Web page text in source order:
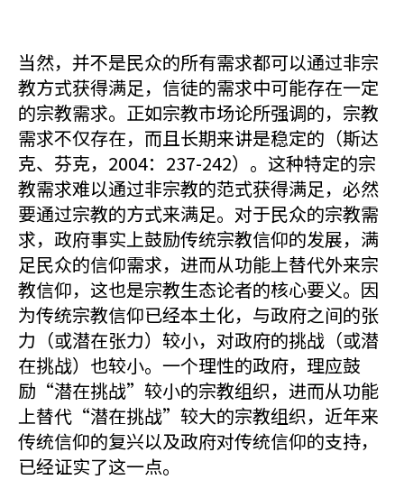
当然，并不是民众的所有需求都可以通过非宗
教方式获得满足，信徒的需求中可能存在一定
的宗教需求。正如宗教市场论所强调的，宗教
需求不仅存在，而且长期来讲是稳定的（斯达
克、芬克，2004：237-242）。这种特定的宗
教需求难以通过非宗教的范式获得满足，必然
要通过宗教的方式来满足。对于民众的宗教需
求，政府事实上鼓励传统宗教信仰的发展，满
足民众的信仰需求，进而从功能上替代外来宗
教信仰，这也是宗教生态论者的核心要义。因
为传统宗教信仰已经本土化，与政府之间的张
力（或潜在张力）较小，对政府的挑战（或潜
在挑战）也较小。一个理性的政府，理应鼓
励“潜在挑战”较小的宗教组织，进而从功能
上替代“潜在挑战”较大的宗教组织，近年来
传统信仰的复兴以及政府对传统信仰的支持，
已经证实了这一点。